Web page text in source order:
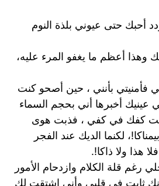
حتى عيوني بلذة النوم
وهذا أعظم ما يغفو المرء عليه،
بأنني ، حين أصحو كنت
عينيك أخبرها أني بحجم السماء
كفك في كفي ، فذبت هوى
لكنما الديك عند الفجر
هذا ولا ذاكا!.
رغم قلة الكلام وازدحام الأمور
ثابت في قلبي وأني اشتقت لك